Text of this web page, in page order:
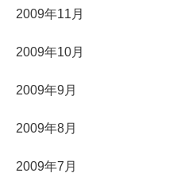
2009年11月
2009年10月
2009年9月
2009年8月
2009年7月